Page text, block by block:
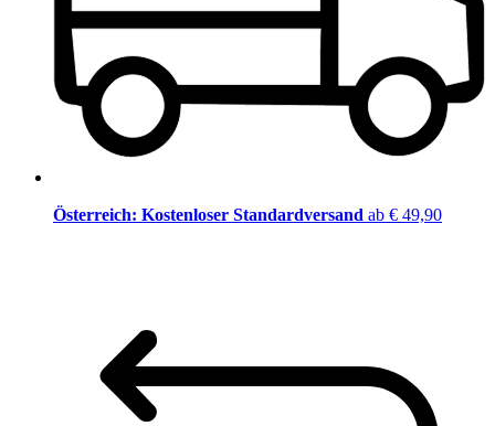
Österreich: Kostenloser Standardversand ab € 49,90